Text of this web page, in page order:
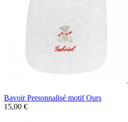
Bavoir Personnalisé motif Ours
15,00 €